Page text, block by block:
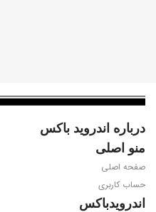
درباره اندروید باکس
منو اصلی
صفحه اصلی
حساب کاربری
اندرویدباکس